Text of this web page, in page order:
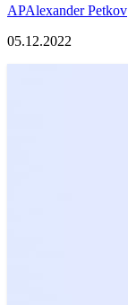
APAlexander Petkov
05.12.2022